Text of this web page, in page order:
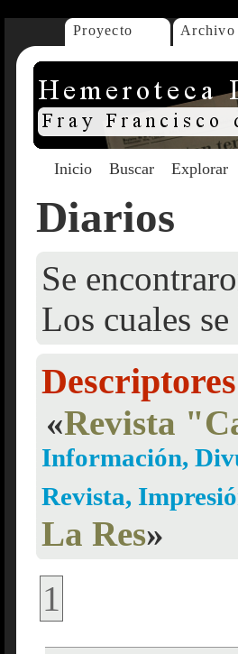
Proyecto Archivo
Inicio Buscar Explorar
Diarios
Se
Los cuales
«Revista
Información,
Revista,
La Res»
1